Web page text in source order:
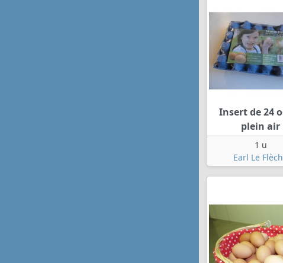
Insert de 24
plein air
1 u
Earl Le